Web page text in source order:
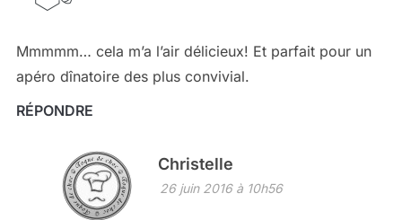
Mmmmm… cela m’a l’air délicieux! Et parfait pour un
apéro dînatoire des plus convivial.
RÉPONDRE
Christelle
26 juin 2016 à 10h56